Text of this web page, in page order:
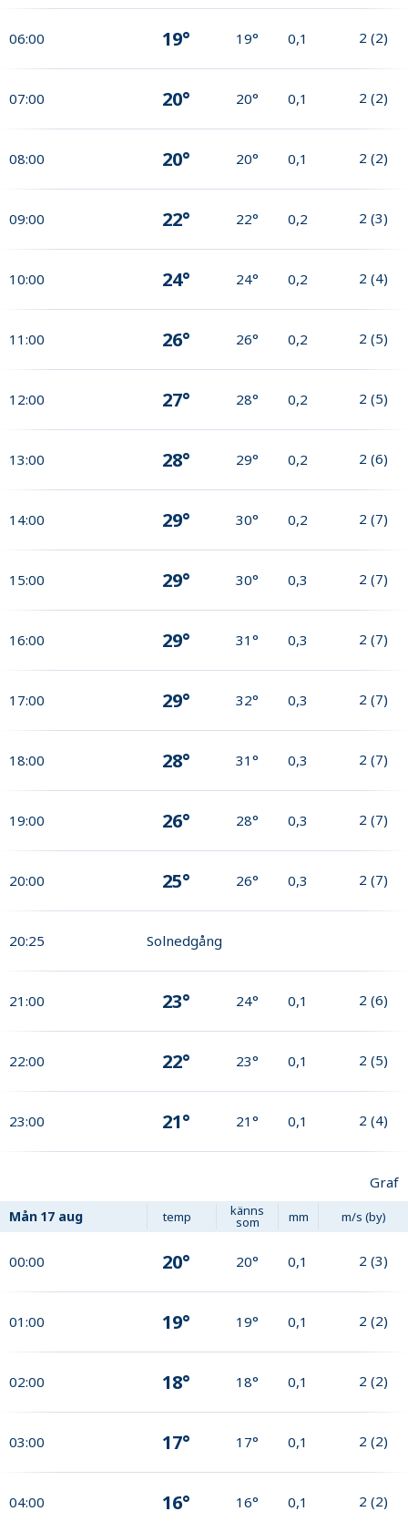
06:00 19° 19° 0,1 2 (2)
07:00 20° 20° 0,1 2 (2)
08:00 20° 20° 0,1 2 (2)
09:00 22° 22° 0,2 2 (3)
10:00 24° 24° 0,2 2 (4)
11:00 26° 26° 0,2 2 (5)
12:00 27° 28° 0,2 2 (5)
13:00 28° 29° 0,2 2 (6)
14:00 29° 30° 0,2 2 (7)
15:00 29° 30° 0,3 2 (7)
16:00 29° 31° 0,3 2 (7)
17:00 29° 32° 0,3 2 (7)
18:00 28° 31° 0,3 2 (7)
19:00 26° 28° 0,3 2 (7)
20:00 25° 26° 0,3 2 (7)
20:25 Solnedgång
21:00 23° 24° 0,1 2 (6)
22:00 22° 23° 0,1 2 (5)
23:00 21° 21° 0,1 2 (4)
Graf
Mån 17 aug temp känns
som mm m/s (by)
00:00 20° 20° 0,1 2 (3)
01:00 19° 19° 0,1 2 (2)
02:00 18° 18° 0,1 2 (2)
03:00 17° 17° 0,1 2 (2)
04:00 16° 16° 0,1 2 (2)